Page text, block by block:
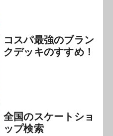
コスパ最強のブラン
クデッキのすすめ！
全国のスケートショ
ップ検索